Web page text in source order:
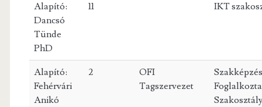
Alapító:
Dancsó
Tünde
PhD
11 IKT
Alapító:
Fehérvári
Anikó
2
OFI
Tagszervezet